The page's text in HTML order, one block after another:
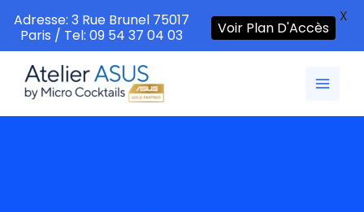
contenu
Adresse: 3 Rue Brunel 75017
Paris / Tel: 09 54 37 04 03
Voir Plan D'Accès
X